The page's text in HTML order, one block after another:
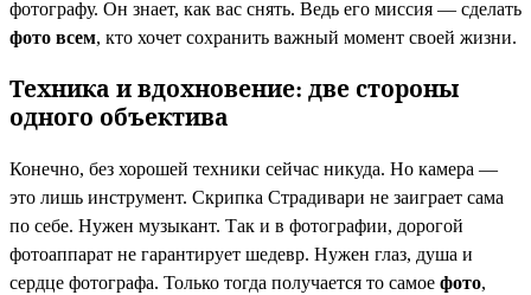
фотографу. Он знает, как вас снять. Ведь его миссия — сделать
фото всем, кто хочет сохранить важный момент своей жизни.
Техника и вдохновение: две стороны
одного объектива
Конечно, без хорошей техники сейчас никуда. Но камера —
это лишь инструмент. Скрипка Страдивари не заиграет сама
по себе. Нужен музыкант. Так и в фотографии, дорогой
фотоаппарат не гарантирует шедевр. Нужен глаз, душа и
сердце фотографа. Только тогда получается то самое фото,